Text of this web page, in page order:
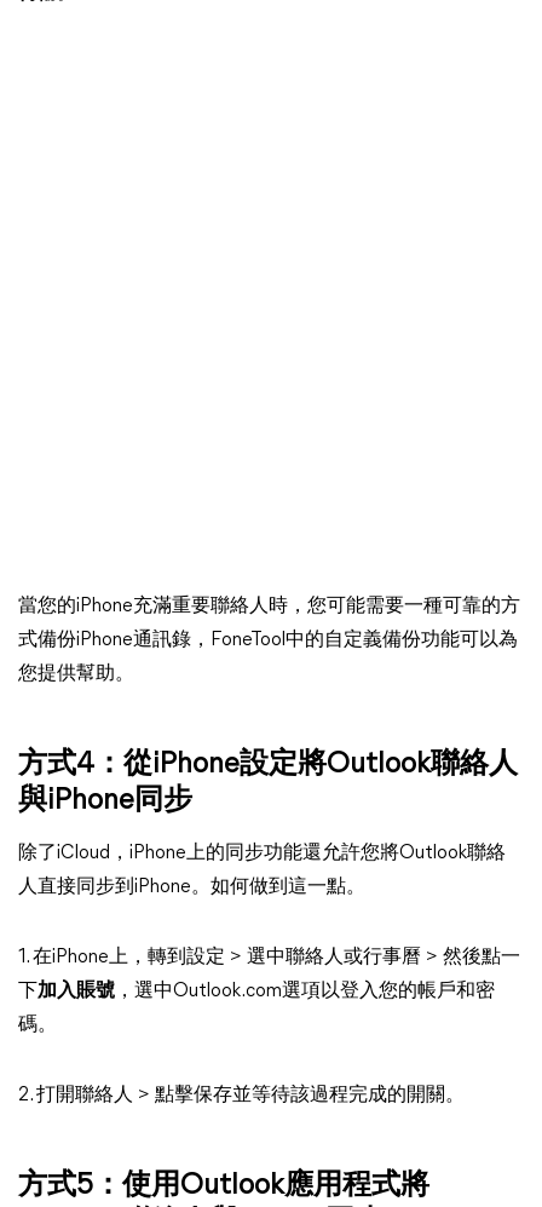
當您的iPhone充滿重要聯絡人時，您可能需要一種可靠的方
式備份iPhone通訊錄，FoneTool中的自定義備份功能可以為
您提供幫助。
方式4：從iPhone設定將Outlook聯絡人
與iPhone同步
除了iCloud，iPhone上的同步功能還允許您將Outlook聯絡
人直接同步到iPhone。如何做到這一點。
1. 在iPhone上，轉到設定 > 選中聯絡人或行事曆 > 然後點一
下加入賬號 ，選中Outlook.com選項以登入您的帳戶和密
碼。
2. 打開聯絡人 > 點擊保存並等待該過程完成的開關。
方式5：使用Outlook應用程式將